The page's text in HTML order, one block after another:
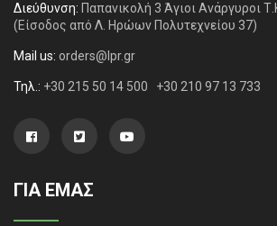
Διεύθυνση: Παπανικολή 3 Άγιοι Ανάργυροι
(Είσοδος από Λ. Ηρώων Πολυτεχνείου 37)
Mail us: orders@lpr.gr
Τηλ.: +30 215 50 14 500 +30 210 97 13 733
ΓΙΑ ΕΜΑΣ